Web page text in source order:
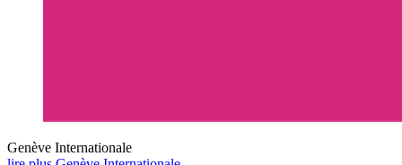
Genève Internationale